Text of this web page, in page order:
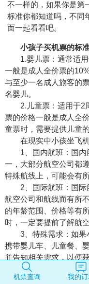
不一样的，如果你是第
标准你都知道吗，不同
面一起看看吧。
小孩子买机票的标准
1.婴儿票：通常适用
一般是成人全价票的
与至少一名成人旅客的
名婴儿。
2.儿童票：适用于2
票的价格一般是成人全
童票时，需要提供儿童
在现实中小孩坐飞机
1、国内航班：国内
一，大部分航空公司都
特殊航线上，可能会有所
2、国际航班：国际
航空公司和航线而有所
的年龄范围、价格等有
时，一定要提前了解航
3、特殊需求：如果
携带婴儿车、儿童餐、
并告知相关需求，以便
机票查询 我的